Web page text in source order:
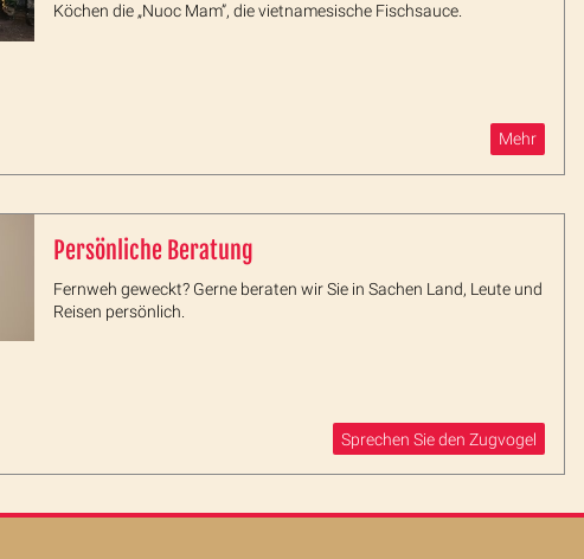
Köchen die „Nuoc Mam”, die vietnamesische Fischsauce.
Mehr
Persönliche Beratung
Fernweh geweckt? Gerne beraten wir Sie in Sachen Land, Leute und
Reisen persönlich.
Sprechen Sie den Zugvogel